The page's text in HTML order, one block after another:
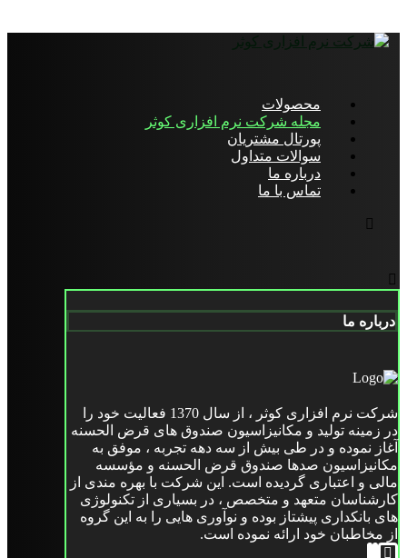
محصولات
مجله شرکت نرم افزاری کوثر
پورتال مشتریان
سوالات متداول
درباره ما
تماس با ما
درباره ما
شرکت نرم افزاری کوثر ، از سال 1370 فعالیت خود را
در زمینه تولید و مکانیزاسیون صندوق های قرض الحسنه
آغاز نموده و در طی بیش از سه دهه تجربه ، موفق به
مکانیزاسیون صدها صندوق قرض الحسنه و مؤسسه
مالی و اعتباری گردیده است. این شرکت با بهره مندی از
کارشناسان متعهد و متخصص ، در بسیاری از تکنولوژی
های بانکداری پیشتاز بوده و نوآوری هایی را به این گروه
از مخاطبان خود ارائه نموده است.